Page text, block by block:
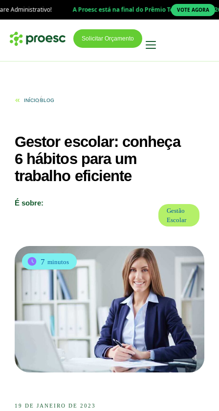
A Proesc está na final do Prêmio Top Educação 2026! Sua
VOTE AGORA
Solicitar Orçamento
INÍCIOBLOG
Gestor escolar: conheça
6 hábitos para um
trabalho eficiente
É sobre:
Gestão
Escolar
7 minutos
19 DE JANEIRO DE 2023